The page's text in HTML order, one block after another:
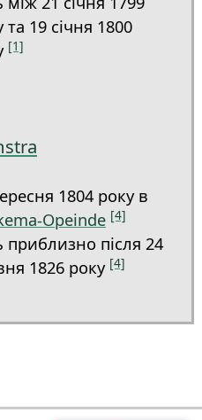
та 19 січня 1800
[1]
1804 року в
Opeinde [4]
приблизно після 24
1826 року [4]